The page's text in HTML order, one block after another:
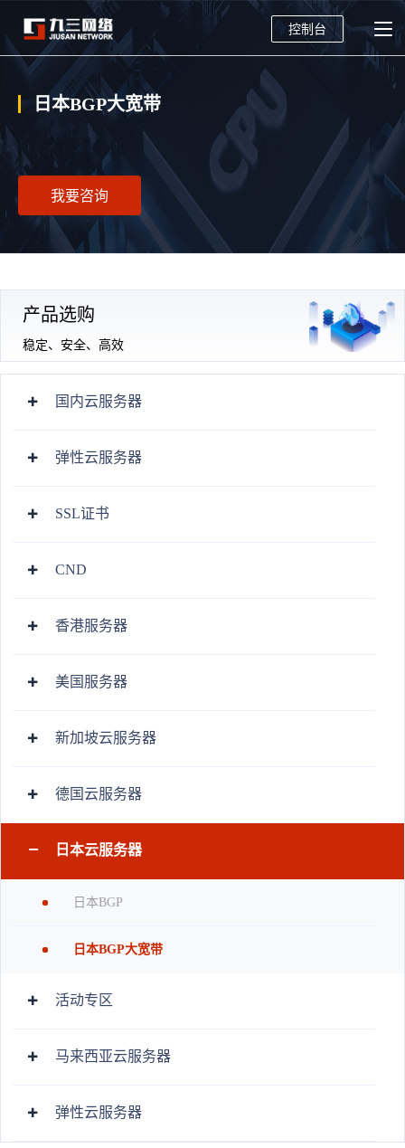
控制台
日本BGP大宽带
我要咨询
产品选购
稳定、安全、高效
国内云服务器
弹性云服务器
SSL证书
CND
香港服务器
美国服务器
新加坡云服务器
德国云服务器
日本云服务器
日本BGP
日本BGP大宽带
活动专区
马来西亚云服务器
弹性云服务器